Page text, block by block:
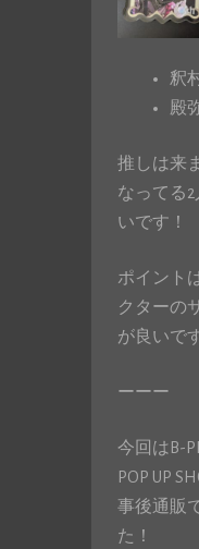
釈
殿
推しは来
なってる
いです！
ポイント
クターの
が良いで
ーーー
今回はB-
POP UP
事後通販
た！